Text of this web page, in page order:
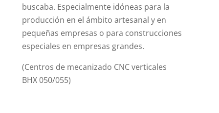
buscaba. Especialmente idóneas para la
producción en el ámbito artesanal y en
pequeñas empresas o para construcciones
especiales en empresas grandes.
(Centros de mecanizado CNC verticales
BHX 050/055)